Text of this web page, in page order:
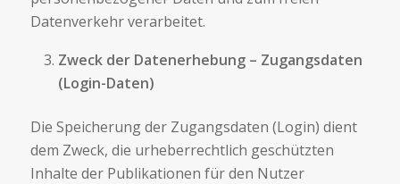
Datenverkehr verarbeitet.
Zweck der Datenerhebung – Zugangsdaten
(Login-Daten)
Die Speicherung der Zugangsdaten (Login) dient
dem Zweck, die urheberrechtlich geschützten
Inhalte der Publikationen für den Nutzer